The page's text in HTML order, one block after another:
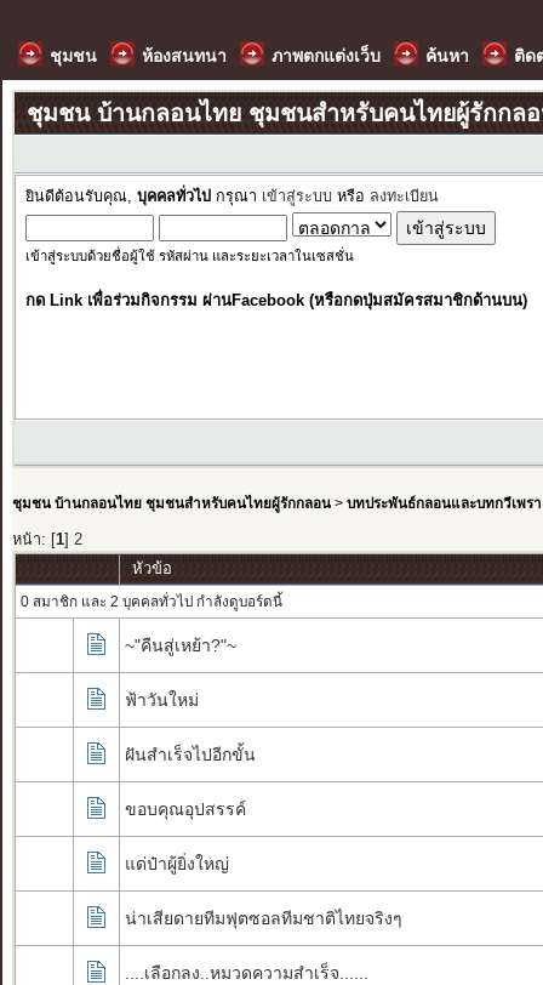
ชุมชน ห้องสนทนา ภาพตกแต่งเว็บ ค้นหา ติด
ชุมชน บ้านกลอนไทย ชุมชนสำหรับคนไทยผู้รักกล
ยินดีต้อนรับคุณ, บุคคลทั่วไป กรุณา เข้าสู่ระบบ หรือ ลงทะเบียน
เข้าสู่ระบบด้วยชื่อผู้ใช้ รหัสผ่าน และระยะเวลาในเซสชั่น
กด Link เพื่อร่วมกิจกรรม ผ่านFacebook (หรือกดปุ่มสมัครสมาชิกด้านบน)
ชุมชน บ้านกลอนไทย ชุมชนสำหรับคนไทยผู้รักกลอน> บทประพันธ์กลอนและบทกวีเพรา
หน้า: [ 1] 2
หัวข้อ
0 สมาชิก และ 2 บุคคลทั่วไป กำลังดูบอร์ดนี้
~"คืนสู่เหย้า?"~
ฟ้าวันใหม่
ฝันสำเร็จไปอีกขั้น
ขอบคุณอุปสรรค์
แด่ป๋าผู้ยิ่งใหญ่
น่าเสียดายทีมฟุตซอลทีมชาติไทยจริงๆ
....เลือกลง..หมวดความสำเร็จ......